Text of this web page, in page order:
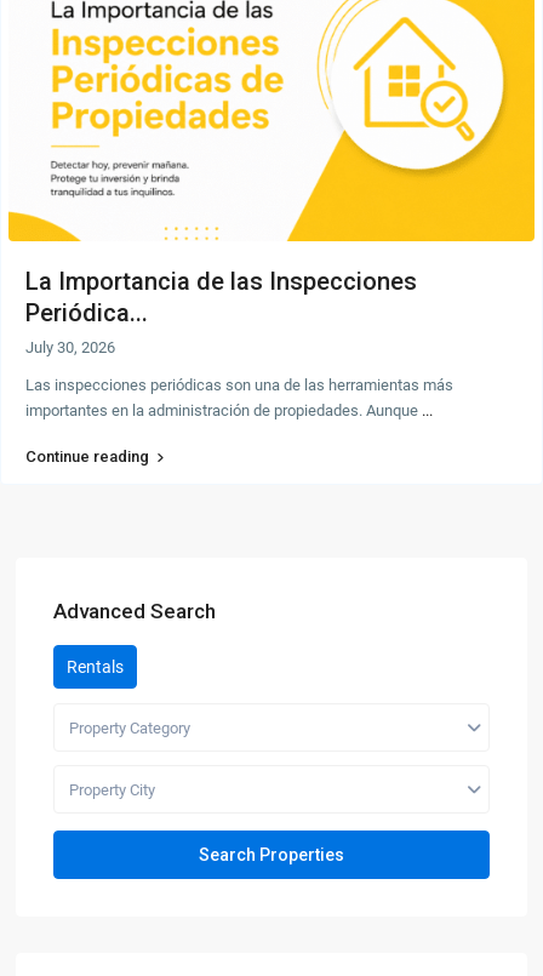
La Importancia de las Inspecciones
Periódica...
July 30, 2026
Las inspecciones periódicas son una de las herramientas más
importantes en la administración de propiedades. Aunque ...
Continue reading
Advanced Search
Rentals
Property Category
Property City